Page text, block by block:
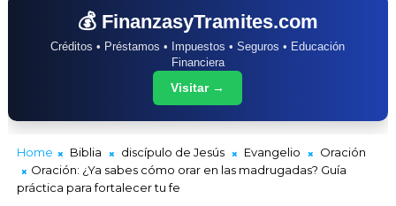
💰 FinanzasyTramites.com
Créditos • Préstamos • Impuestos • Seguros • Educación
Financiera
Visitar →
Home Biblia discípulo de Jesús Evangelio
Oración
Oración: ¿Ya sabes cómo orar en las madrugadas? Guía
práctica para fortalecer tu fe